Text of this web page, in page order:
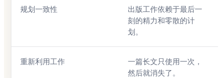
规划一致性
出版工作依赖于最后一
刻的精力和零散的计
划。
重新利用工作
一篇长文只使用一次，
然后就消失了。